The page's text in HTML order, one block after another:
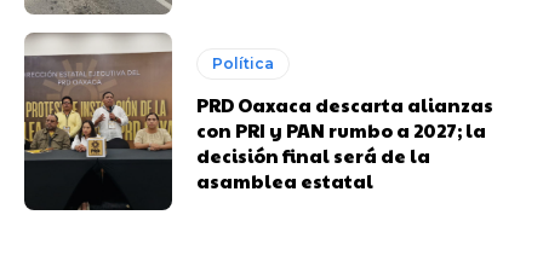
Política
PRD Oaxaca descarta alianzas
con PRI y PAN rumbo a 2027; la
decisión final será de la
asamblea estatal